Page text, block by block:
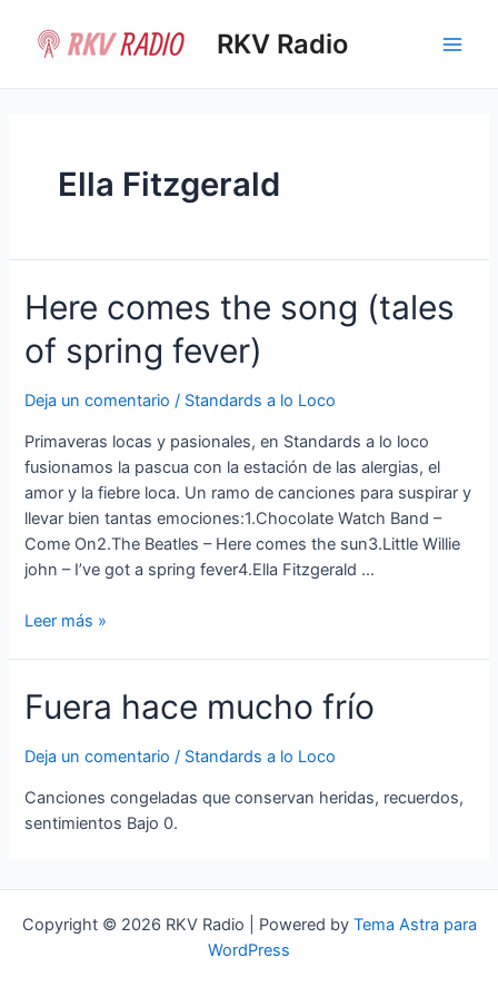
contenido
RKV Radio
Ella Fitzgerald
Here comes the song (tales
of spring fever)
Deja un comentario / Standards a lo Loco
Primaveras locas y pasionales, en Standards a lo loco
fusionamos la pascua con la estación de las alergias, el
amor y la fiebre loca. Un ramo de canciones para suspirar y
llevar bien tantas emociones:1.Chocolate Watch Band –
Come On2.The Beatles – Here comes the sun3.Little Willie
john – I’ve got a spring fever4.Ella Fitzgerald …
Here
song
(tales
of
fever)
Leer más »
Fuera hace mucho frío
Deja un comentario / Standards a lo Loco
Canciones congeladas que conservan heridas, recuerdos,
sentimientos Bajo 0.
Copyright © 2026 RKV Radio | Powered by Tema Astra para
WordPress